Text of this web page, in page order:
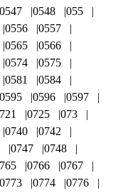
0547 0548
055
0556
0557
0565
0566
0574
0575
0581
0584
0595 0596
0597
0725
073
0740
0742
0747
0748
0766
0767
0773 0774
0776